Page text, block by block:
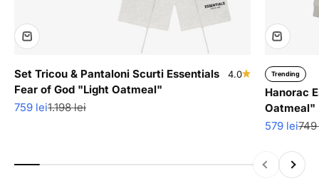
Set Tricou & Pantaloni Scurti Essentials
Fear of God "Light Oatmeal"
4.0
Pret redus
759 leiPret normal
1.198 lei
Trending
Hanorac
Oatmeal"
Pret redus
579 lei
InapoiInainte